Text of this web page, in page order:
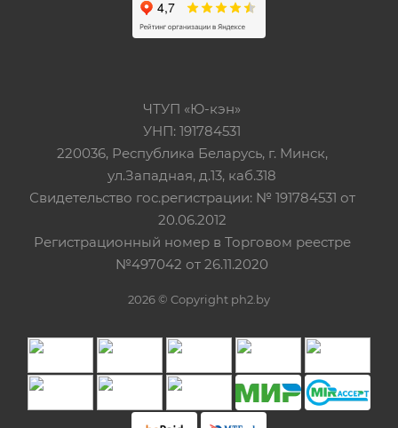
ЧТУП «Ю-кэн»
УНП: 191784531
220036, Республика Беларусь, г. Минск,
ул.Западная, д.13, каб.318
Свидетельство гос.регистрации: № 191784531 от
20.06.2012
Регистрационный номер в Торговом реестре
№497042 от 26.11.2020
2026 © Copyright ph2.by